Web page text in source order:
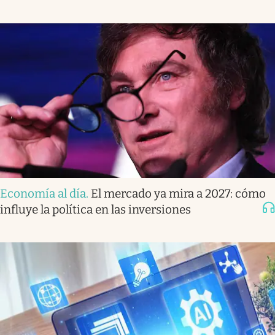
Economía al día. El mercado ya mira a 2027: cómo
influye la política en las inversiones